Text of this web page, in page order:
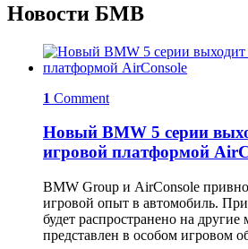
Новости БМВ
1 Comment
Новый BMW 5 серии
игровой платформой
BMW Group и AirConsole
игровой опыт в автомобиль.
будет распространено на
представлен в особом игровом